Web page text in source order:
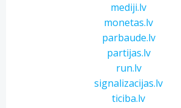
mediji.lv
monetas.lv
parbaude.lv
partijas.lv
run.lv
signalizacijas.lv
ticiba.lv